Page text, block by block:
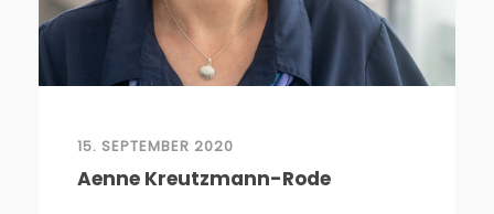
15. SEPTEMBER 2020
Aenne Kreutzmann-Rode